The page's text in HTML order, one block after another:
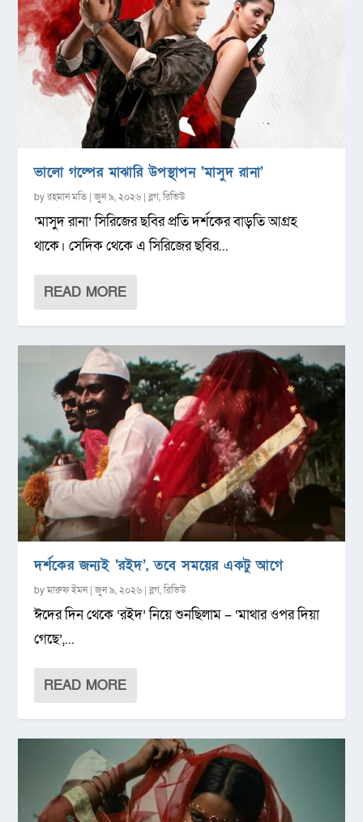
ভালো গল্পের মাঝারি উপস্থাপন ‘মাসুদ রানা’
byরহমান মতি |জুন ৯, ২০২৬ |ব্লগ,রিভিউ
‘মাসুদ রানা’ সিরিজের ছবির প্রতি দর্শকের বাড়তি আগ্রহ
থাকে। সেদিক থেকে এ সিরিজের ছবির...
READ MORE
দর্শকের জন্যই ‘রইদ’, তবে সময়ের একটু আগে
byমারুফ ইমন|জুন ৯, ২০২৬ |ব্লগ,রিভিউ
ঈদের দিন থেকে ‘রইদ’ নিয়ে শুনছিলাম – ‘মাথার ওপর দিয়া
গেছে’,...
READ MORE